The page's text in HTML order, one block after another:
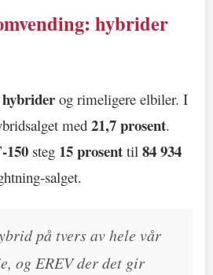
hybrider
hybrider og rimeligere elbiler. I
med 21,7 prosent.
steg 15 prosent til 84 934
på tvers av hele vår
og EREV der det gir